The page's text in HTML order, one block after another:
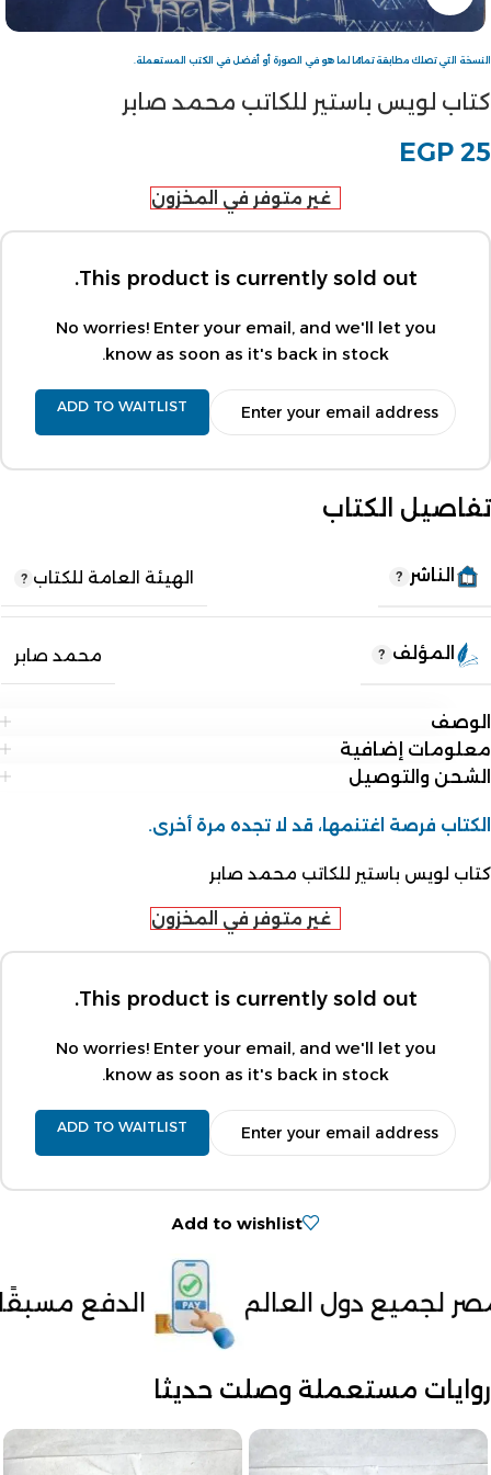
النسخة التي تصلك مطابقة تمامًا لما هو في الصورة أو أفضل في الكتب المستعملة.
كتاب لويس باستير للكاتب محمد صابر
EGP 25
غير متوفر في المخزون
This product is currently sold out.
No worries! Enter your email, and we'll let you
know as soon as it's back in stock.
ADD TO WAITLIST
تفاصيل الكتاب
الناشر الهيئة العامة للكتاب
المؤلف محمد صابر
الوصف
معلومات إضافية
الشحن والتوصيل
الكتاب فرصة اغتنمها، قد لا تجده مرة أخرى.
كتاب لويس باستير للكاتب محمد صابر
غير متوفر في المخزون
This product is currently sold out.
No worries! Enter your email, and we'll let you
know as soon as it's back in stock.
ADD TO WAITLIST
Add to wishlist
الدفع مسبقًا للشحن خارج مصر
روايات مستعملة وصلت حديثا